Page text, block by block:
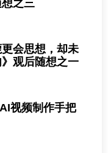
之三
会思想，却未
观后随想之一
视频制作手把